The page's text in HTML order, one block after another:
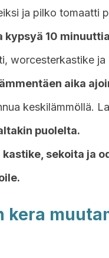
ja pilko tomaatti
kypsyä 10 minuuttia
worcesterkastike ja
aika
keskilämmöllä.
puolelta.
sekoita ja